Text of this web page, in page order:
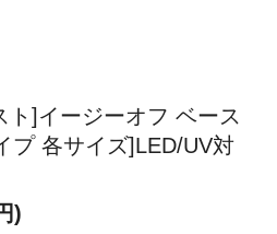
ト]イージーオフ ベース
プ 各サイズ]LED/UV対
)